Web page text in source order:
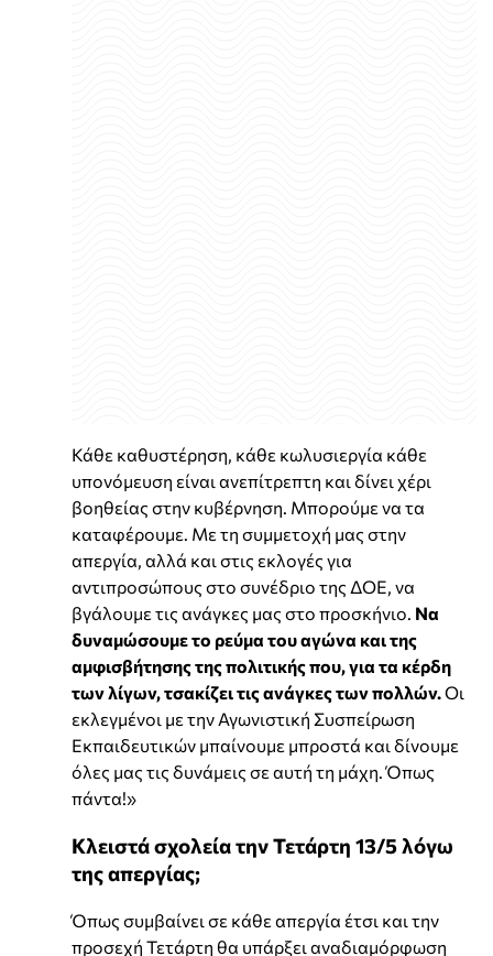
Κάθε καθυστέρηση, κάθε κωλυσιεργία κάθε
υπονόμευση είναι ανεπίτρεπτη και δίνει χέρι
βοηθείας στην κυβέρνηση. Μπορούμε να τα
καταφέρουμε. Με τη συμμετοχή μας στην
απεργία, αλλά και στις εκλογές για
αντιπροσώπους στο συνέδριο της ΔΟΕ, να
βγάλουμε τις ανάγκες μας στο προσκήνιο. Να
δυναμώσουμε το ρεύμα του αγώνα και της
αμφισβήτησης της πολιτικής που, για τα κέρδη
των λίγων, τσακίζει τις ανάγκες των πολλών. Οι
εκλεγμένοι με την Αγωνιστική Συσπείρωση
Εκπαιδευτικών μπαίνουμε μπροστά και δίνουμε
όλες μας τις δυνάμεις σε αυτή τη μάχη. Όπως
πάντα!»
Κλειστά σχολεία την Τετάρτη 13/5 λόγω
της απεργίας;
Όπως συμβαίνει σε κάθε απεργία έτσι και την
προσεχή Τετάρτη θα υπάρξει αναδιαμόρφωση